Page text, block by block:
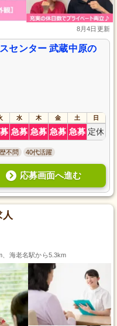
8月4日更新
センター 武蔵中原の
水 木 金 土 日
急募 急募 急募 急募 定休
不問 40代活躍
応募画面へ進む
人
、海老名駅から5.3km